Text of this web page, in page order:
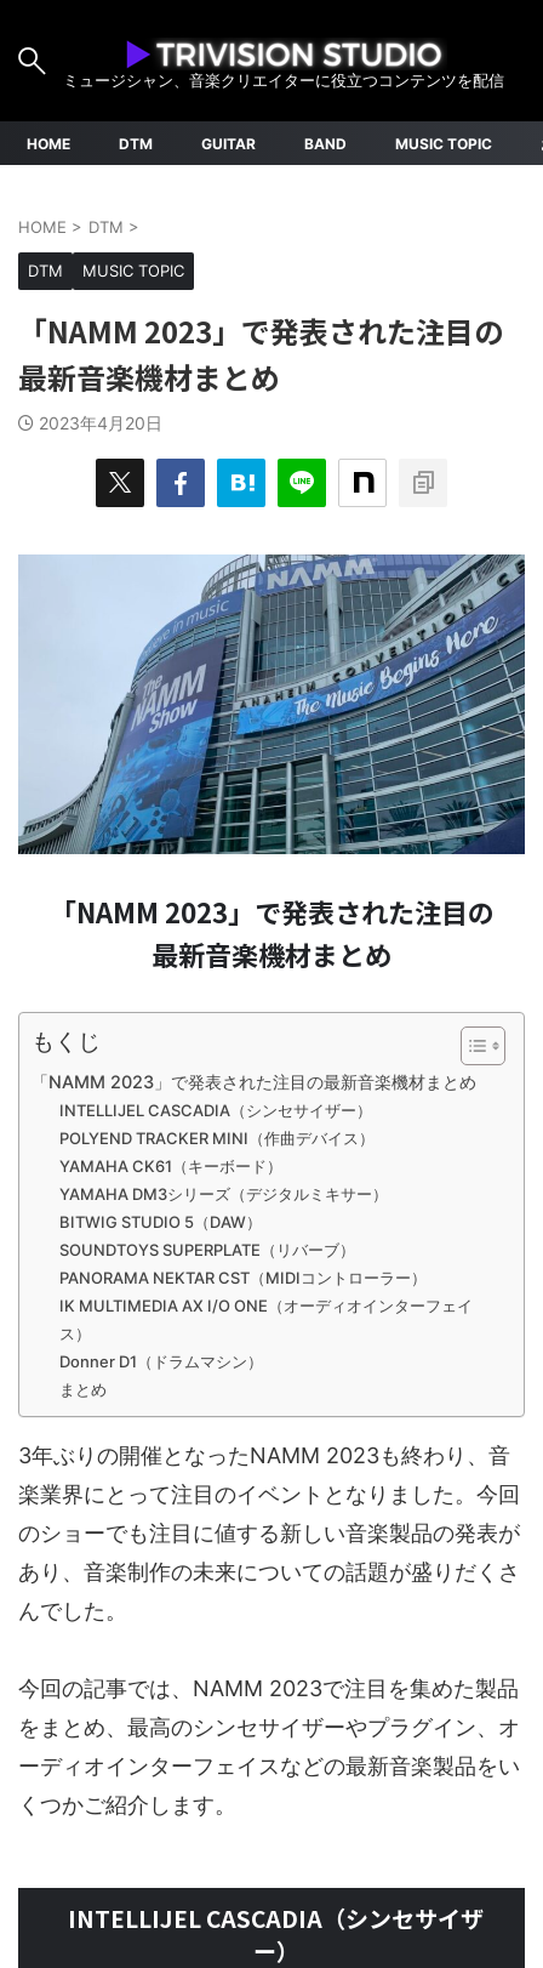
ミュージシャン、音楽クリエイターに役立つコンテンツを配信
HOME DTM GUITAR BAND MUSIC TOPIC
HOME > DTM >
DTM MUSIC TOPIC
「NAMM 2023」で発表された注目の
最新音楽機材まとめ
2023年4月20日
「NAMM 2023」で発表された注目の
最新音楽機材まとめ
もくじ
「NAMM 2023」で発表された注目の最新音楽機材まとめ
INTELLIJEL CASCADIA（シンセサイザー）
POLYEND TRACKER MINI（作曲デバイス）
YAMAHA CK61（キーボード）
YAMAHA DM3シリーズ（デジタルミキサー）
BITWIG STUDIO 5（DAW）
SOUNDTOYS SUPERPLATE（リバーブ）
PANORAMA NEKTAR CST（MIDIコントローラー）
IK MULTIMEDIA AX I/O ONE（オーディオインターフェイ
ス）
Donner D1（ドラムマシン）
まとめ
3年ぶりの開催となったNAMM 2023も終わり、音
楽業界にとって注目のイベントとなりました。今回
のショーでも注目に値する新しい音楽製品の発表が
あり、音楽制作の未来についての話題が盛りだくさ
んでした。
今回の記事では、NAMM 2023で注目を集めた製品
をまとめ、最高のシンセサイザーやプラグイン、オ
ーディオインターフェイスなどの最新音楽製品をい
くつかご紹介します。
INTELLIJEL CASCADIA（シンセサイザ
ー）